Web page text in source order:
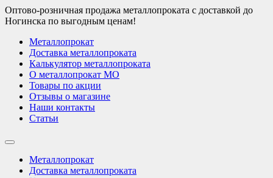
Оптово-розничная продажа металлопроката с доставкой до
Ногинска по выгодным ценам!
Металлопрокат
Доставка металлопроката
Калькулятор металлопроката
О металлопрокат МО
Товары по акции
Отзывы о магазине
Наши контакты
Статьи
Металлопрокат
Доставка металлопроката